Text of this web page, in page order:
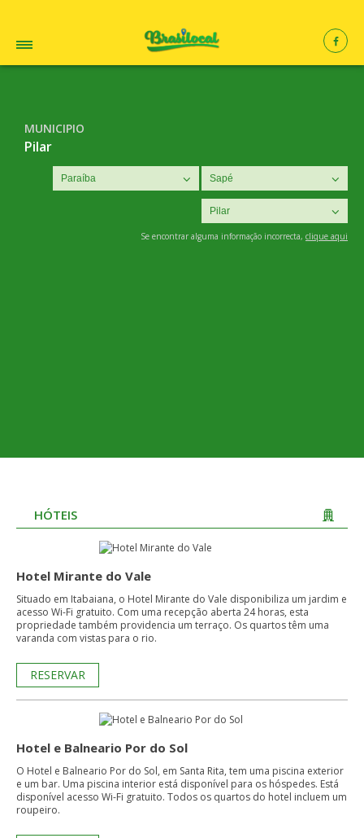
MUNICIPIO
Pilar
Se encontrar alguma informação incorrecta, clique aqui
HÓTEIS
Hotel Mirante do Vale
Situado em Itabaiana, o Hotel Mirante do Vale disponibiliza um jardim e
acesso Wi-Fi gratuito. Com uma recepção aberta 24 horas, esta
propriedade também providencia um terraço. Os quartos têm uma
varanda com vistas para o rio.
RESERVAR
Hotel e Balneario Por do Sol
O Hotel e Balneario Por do Sol, em Santa Rita, tem uma piscina exterior
e um bar. Uma piscina interior está disponível para os hóspedes. Está
disponível acesso Wi-Fi gratuito. Todos os quartos do hotel incluem um
roupeiro.